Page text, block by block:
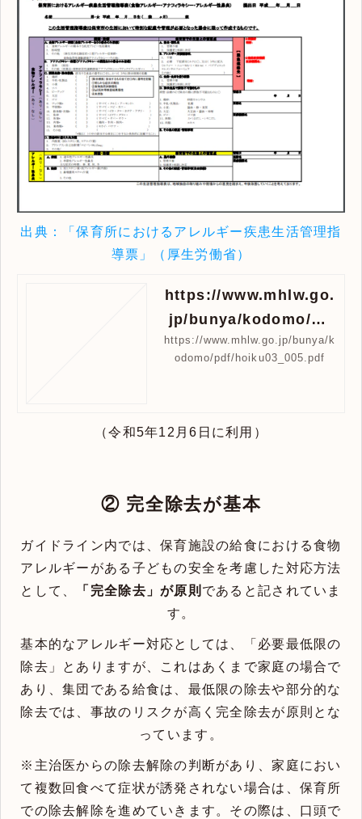
出典：「保育所におけるアレルギー疾患生活管理指
導票」（厚生労働省）
https://www.mhlw.go.
jp/bunya/kodomo/pd
f/hoiku03_005.pdf
https://www.mhlw.go.jp/bunya/k
odomo/pdf/hoiku03_005.pdf
（令和5年12月6日に利用）
② 完全除去が基本
ガイドライン内では、保育施設の給食における食物
アレルギーがある子どもの安全を考慮した対応方法
として、
「完全除去」が原則 であると記されていま
す。
基本的なアレルギー対応としては、「必要最低限の
除去」とありますが、これはあくまで家庭の場合で
あり、集団である給食は、最低限の除去や部分的な
除去では、事故のリスクが高く完全除去が原則とな
っています。
※主治医からの除去解除の判断があり、家庭におい
て複数回食べて症状が誘発されない場合は、保育所
での除去解除を進めていきます。その際は、口頭で